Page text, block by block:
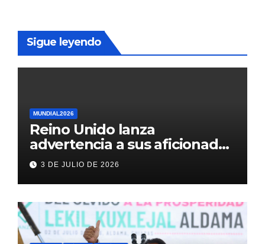
Sigue leyendo
MUNDIAL2026
Reino Unido lanza
advertencia a sus aficionados
antes del México vs
Inglaterra en el Mundial 2026
3 DE JULIO DE 2026